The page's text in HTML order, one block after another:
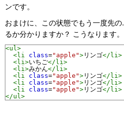
ンです。
おまけに、この状態でもう一度先
るか分かりますか？ こうなります。
<ul>
<li
class="apple"> リンゴ</li>
<li>いちご</li>
<li>みかん</li>
<li
class="apple"> リンゴ</li>
<li
class="apple"> リンゴ</li>
<li
class="apple"> リンゴ</li>
</ul>